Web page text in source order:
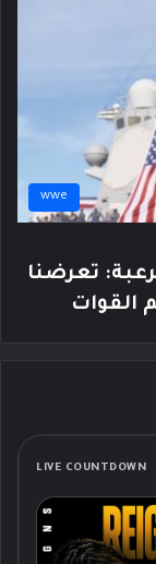
wwe
تعرضنا
LIVE COUNTDOWN